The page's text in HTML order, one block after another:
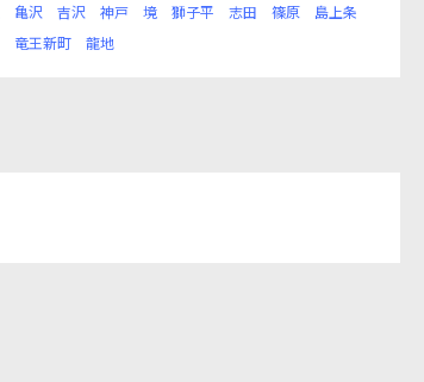
亀沢 吉沢 神戸 境 獅子平 志田 篠原
島上条
竜王新町 龍地